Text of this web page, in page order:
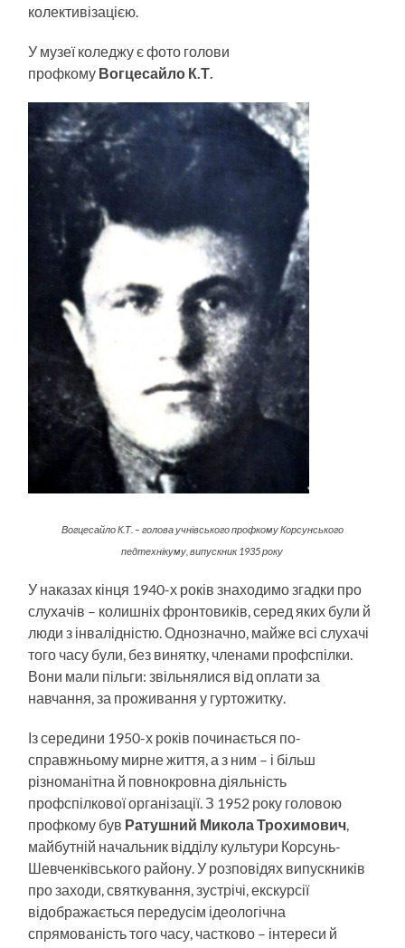
колективізацією.
У музеї коледжу є фото голови
профкому Вогцесайло К.Т.
Вогцесайло К.Т. – голова учнівського профкому Корсунського
педтехнікуму, випускник 1935 року
У наказах кінця 1940-х років знаходимо згадки про
слухачів – колишніх фронтовиків, серед яких були й
люди з інвалідністю. Однозначно, майже всі слухачі
того часу були, без винятку, членами профспілки.
Вони мали пільги: звільнялися від оплати за
навчання, за проживання у гуртожитку.
Із середини 1950-х років починається по-
справжньому мирне життя, а з ним – і більш
різноманітна й повнокровна діяльність
профспілкової організації. З 1952 року головою
профкому був Ратушний Микола Трохимович,
майбутній начальник відділу культури Корсунь-
Шевченківського району. У розповідях випускників
про заходи, святкування, зустрічі, екскурсії
відображається передусім ідеологічна
спрямованість того часу, частково – інтереси й